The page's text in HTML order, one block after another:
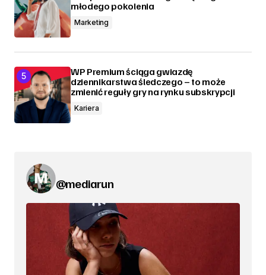
młodego pokolenia
Marketing
WP Premium ściąga gwiazdę
dziennikarstwa śledczego – to może
zmienić reguły gry na rynku subskrypcji
Kariera
@mediarun